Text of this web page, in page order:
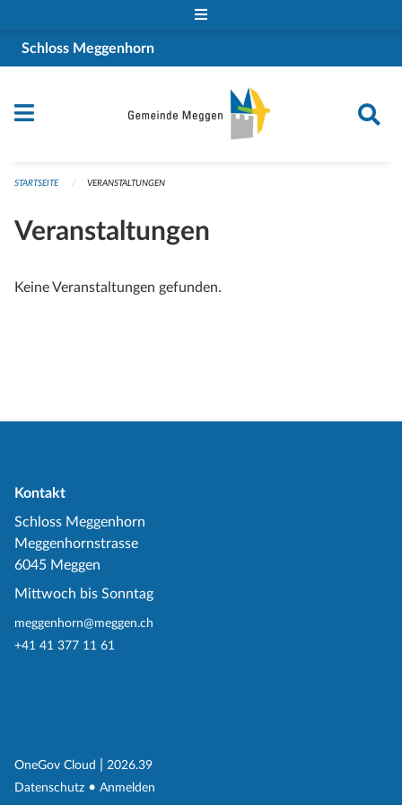
Schloss Meggenhorn
STARTSEITE VERANSTALTUNGEN
Veranstaltungen
Keine Veranstaltungen gefunden.
Kontakt
Schloss Meggenhorn
Meggenhornstrasse
6045 Meggen
Mittwoch bis Sonntag
meggenhorn@meggen.ch
+41 41 377 11 61
OneGov Cloud (External Link)
2026.39
Datenschutz (External Link)
Anmelden